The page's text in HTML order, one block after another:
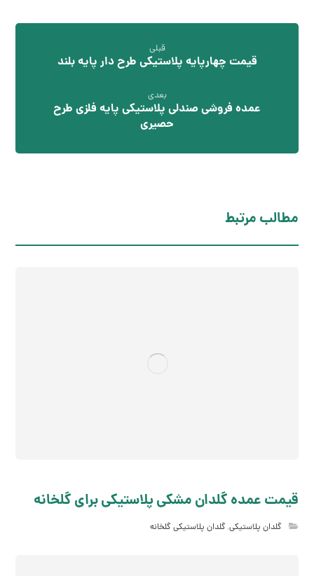
قبلی
قیمت چهارپایه پلاستیکی طرح دار پایه بلند
بعدی
عمده فروشی صندلی پلاستیکی پایه فلزی طرح
حصیری
مطالب مرتبط
قیمت عمده گلدان مشکی پلاستیکی برای گلخانه
گلدان پلاستیکی,گلدان پلاستیکی گلخانه